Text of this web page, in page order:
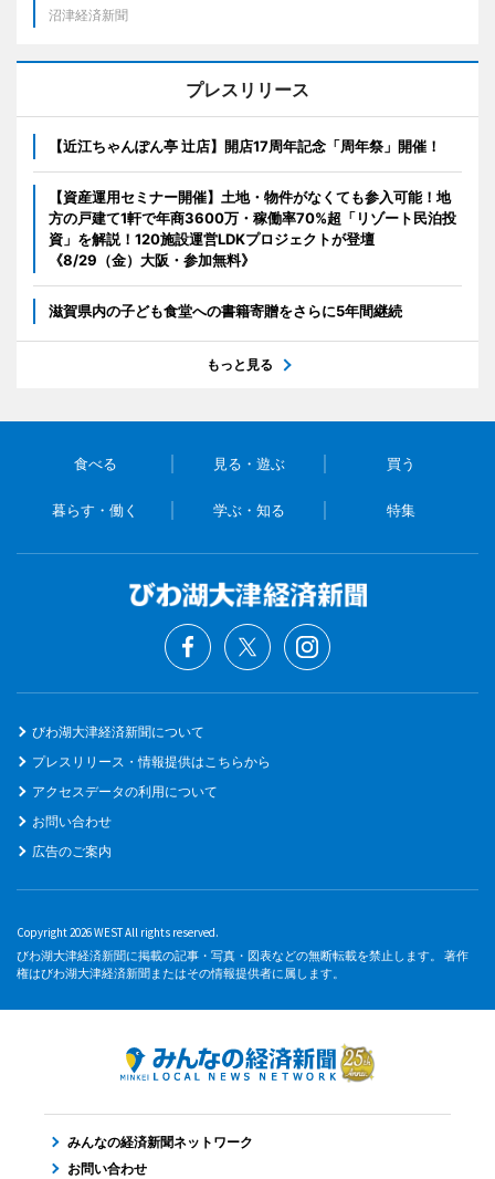
沼津経済新聞
プレスリリース
【近江ちゃんぽん亭 辻店】開店17周年記念「周年祭」開催！
【資産運用セミナー開催】土地・物件がなくても参入可能！地
方の戸建て1軒で年商3600万・稼働率70%超「リゾート民泊投
資」を解説！120施設運営LDKプロジェクトが登壇
《8/29（金）大阪・参加無料》
滋賀県内の子ども食堂への書籍寄贈をさらに5年間継続
もっと見る
食べる 見る・遊ぶ 買う
暮らす・働く 学ぶ・知る 特集
びわ湖大津経済新聞について
プレスリリース・情報提供はこちらから
アクセスデータの利用について
お問い合わせ
広告のご案内
Copyright 2026 WEST All rights reserved.
びわ湖大津経済新聞に掲載の記事・写真・図表などの無断転載を禁止します。 著作
権はびわ湖大津経済新聞またはその情報提供者に属します。
みんなの経済新聞ネットワーク
お問い合わせ